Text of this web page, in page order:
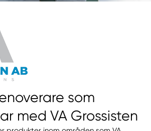
som
med VA Grossisten